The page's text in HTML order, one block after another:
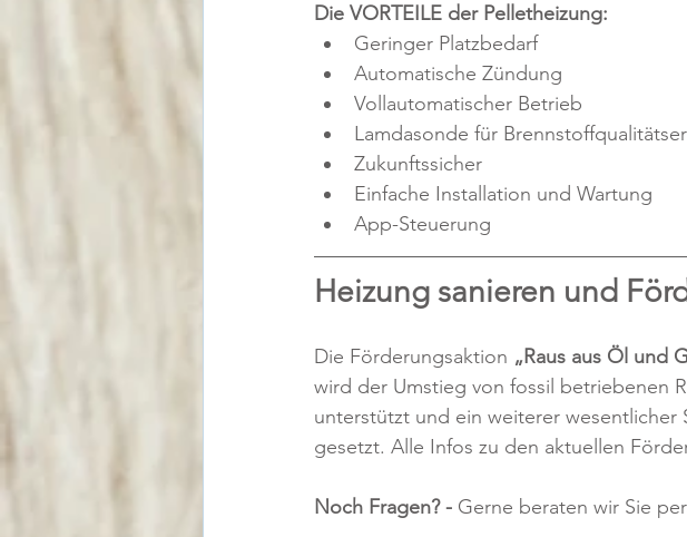
Die VORTEILE der Pelletheizung:
Geringer Platzbedarf
Automatische Zündung
Vollautomatischer Betrieb
Lamdasonde für
Zukunftssicher
Einfache Installation und Wartung
App-Steuerung
Heizung sanieren und
Die Förderungsaktion „Raus aus Öl und
wird der Umstieg von fossil betriebenen
unterstützt und ein weiterer wesentlicher
gesetzt. Alle Infos zu den aktuellen
Noch Fragen? - Gerne beraten wir Sie